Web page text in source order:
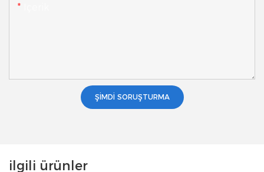
ŞIMDI SORUŞTURMA
ilgili ürünler